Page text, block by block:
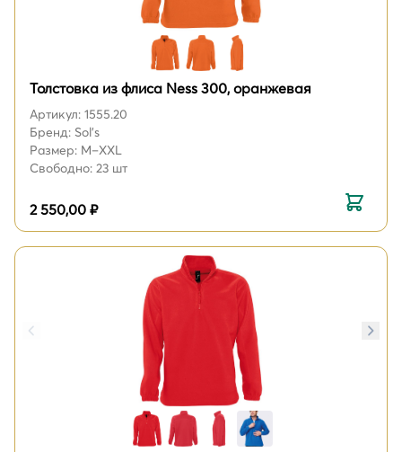
Толстовка из флиса Ness 300, оранжевая
Артикул: 1555.20
Бренд: Sol's
Размер: M–XXL
Свободно: 23 шт
2 550,00 ₽